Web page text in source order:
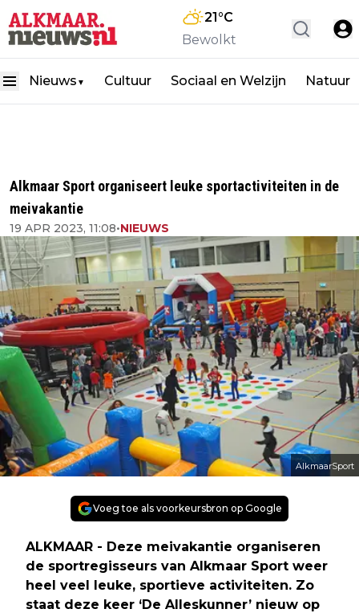
21°C
Bewolkt
Nieuws ▼ Cultuur Sociaal en Welzijn Natuur
Alkmaar Sport organiseert leuke sportactiviteiten in de
meivakantie
19 APR 2023, 11:08•NIEUWS
AlkmaarSport
Voeg toe als voorkeursbron op Google
ALKMAAR - Deze meivakantie organiseren
de sportregisseurs van Alkmaar Sport weer
heel veel leuke, sportieve activiteiten. Zo
staat deze keer ‘De Alleskunner’ nieuw op